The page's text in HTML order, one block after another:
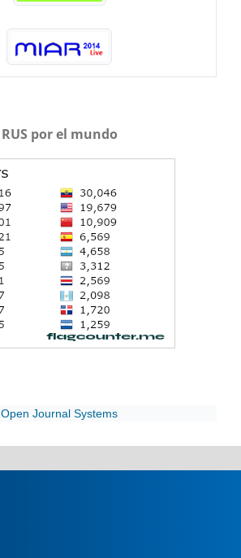
RUS por el mundo
Open Journal Systems